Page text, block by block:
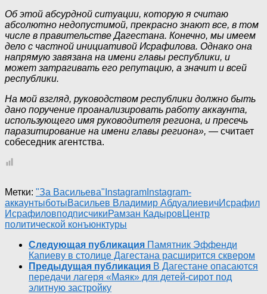
Об этой абсурдной ситуации, которую я считаю
абсолютно недопустимой, прекрасно знают все, в том
числе в правительстве Дагестана. Конечно, мы имеем
дело с частной инициативой Исрафилова. Однако она
напрямую завязана на имени главы республики, и
может затрагивать его репутацию, а значит и всей
республики.
На мой взгляд, руководством республики должно быть
дано поручение проанализировать работу аккаунта,
использующего имя руководителя региона, и пресечь
паразитирование на имени главы региона», — считает
собеседник агентства.
Метки: "За Васильева" Instagram Instagram-
аккаунтыботыВасильев Владимир АбдуалиевичИсрафил
ИсрафиловподписчикиРамзан КадыровЦентр
политической конъюнктуры
Следующая публикация Памятник Эффенди
Капиеву в столице Дагестана расширится сквером
Предыдущая публикация В Дагестане опасаются
передачи лагеря «Маяк» для детей-сирот под
элитную застройку